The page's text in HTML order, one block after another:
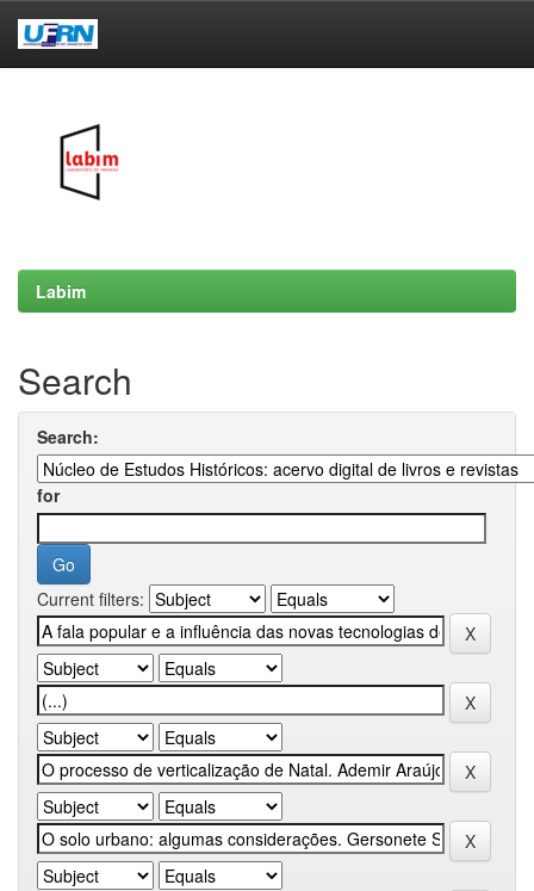
Labim
Search
Search:
for
Current filters: